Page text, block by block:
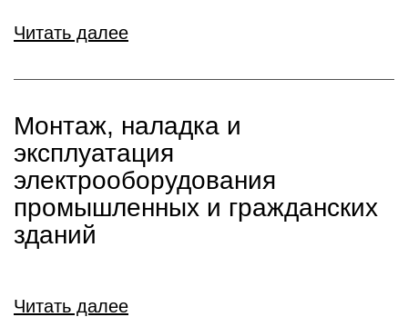
Читать далее
Монтаж, наладка и
эксплуатация
электрооборудования
промышленных и гражданских
зданий
Читать далее